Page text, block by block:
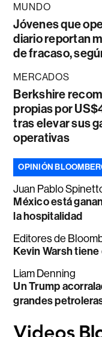
MUNDO
Jóvenes que
diario reportan
de fracaso,
MERCADOS
Berkshire
propias por
tras elevar sus
operativas
OPINIÓN
Juan Pablo
México está
la hospitalidad
Editores de
Kevin Warsh
Liam Denning
Un Trump
grandes